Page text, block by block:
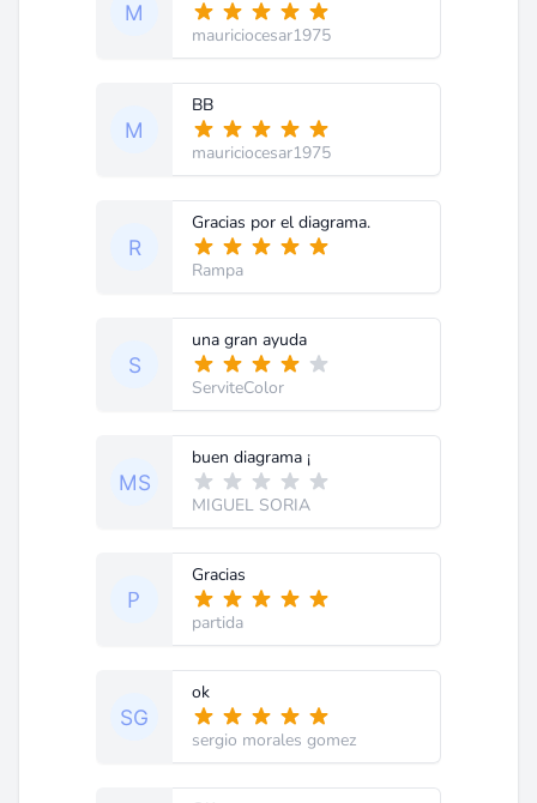
mauriciocesar1975
BB
mauriciocesar1975
Gracias por el diagrama.
Rampa
una gran ayuda
ServiteColor
buen diagrama ¡
MIGUEL SORIA
Gracias
partida
ok
sergio morales gomez